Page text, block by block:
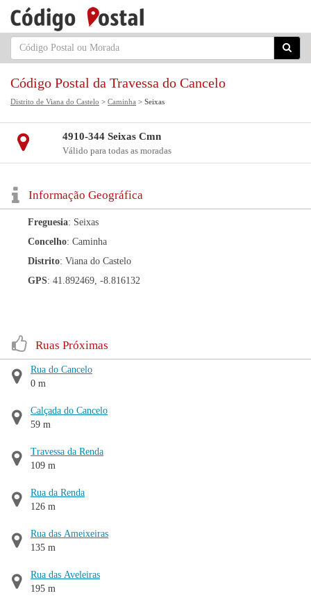
Código Postal da Travessa do Cancelo
Distrito de Viana do Castelo > Caminha > Seixas
4910-344 Seixas Cmn
Válido para todas as moradas
Informação Geográfica
Freguesia: Seixas
Concelho: Caminha
Distrito: Viana do Castelo
GPS: 41.892469, -8.816132
Ruas Próximas
Rua do Cancelo
0 m
Calçada do Cancelo
59 m
Travessa da Renda
109 m
Rua da Renda
126 m
Rua das Ameixeiras
135 m
Rua das Aveleiras
195 m